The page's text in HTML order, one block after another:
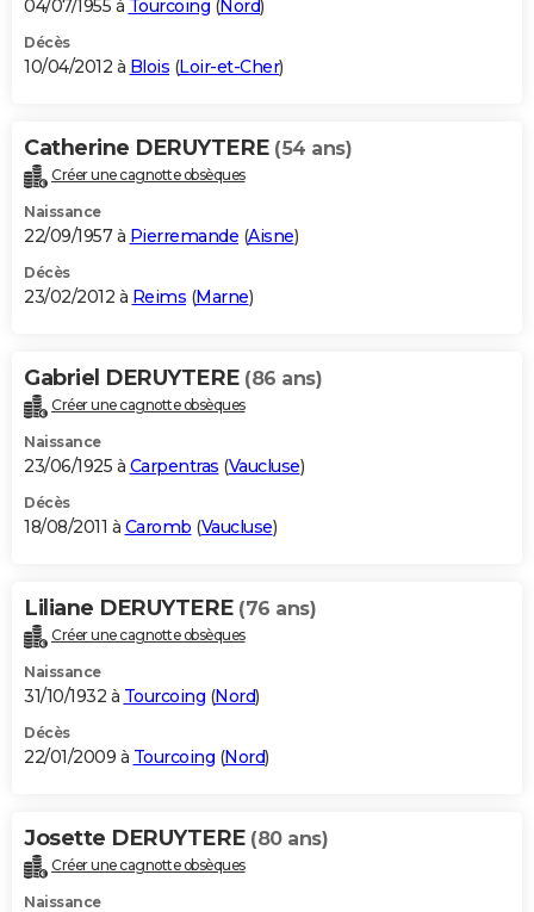
04/07/1955 à Tourcoing (Nord)
Décès
10/04/2012 à Blois (Loir-et-Cher)
Catherine DERUYTERE (54 ans)
Créer une cagnotte obsèques
Naissance
22/09/1957 à Pierremande (Aisne)
Décès
23/02/2012 à Reims (Marne)
Gabriel DERUYTERE (86 ans)
Créer une cagnotte obsèques
Naissance
23/06/1925 à Carpentras (Vaucluse)
Décès
18/08/2011 à Caromb (Vaucluse)
Liliane DERUYTERE (76 ans)
Créer une cagnotte obsèques
Naissance
31/10/1932 à Tourcoing (Nord)
Décès
22/01/2009 à Tourcoing (Nord)
Josette DERUYTERE (80 ans)
Créer une cagnotte obsèques
Naissance